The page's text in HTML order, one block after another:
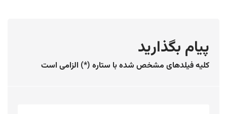
پیام بگذارید
کلیه فیلدهای مشخص شده با ستاره (*) الزامی است